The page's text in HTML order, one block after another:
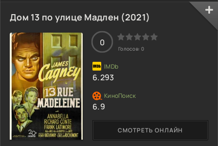
Дом 13 по улице Мадлен (2021)
СМОТРЕТЬ ОНЛАЙН
0
Голосов: 0
6.293
6.9